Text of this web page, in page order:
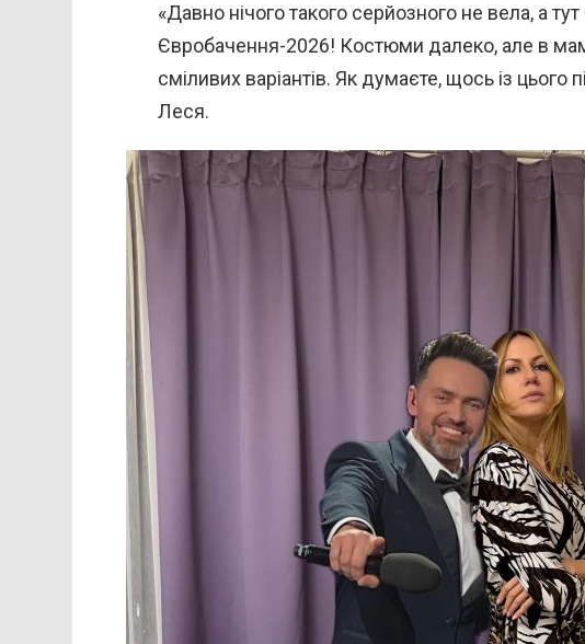
«Давно нічого такого серйозного не вела, а
Євробачення-2026! Костюми далеко, але в
сміливих варіантів. Як думаєте, щось із
Леся.